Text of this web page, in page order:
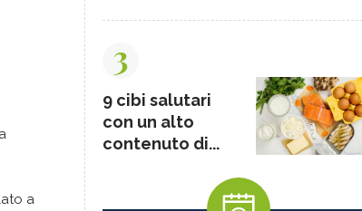
a
3
9 cibi salutari
con un alto
contenuto di...